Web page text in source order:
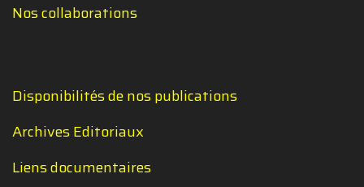
Nos collaborations
Disponibilités de nos publications
Archives Editoriaux
Liens documentaires